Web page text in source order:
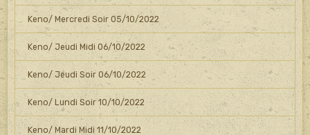
Keno/ Mercredi Soir 05/10/2022
Keno/ Jeudi Midi 06/10/2022
Keno/ Jeudi Soir 06/10/2022
Keno/ Lundi Soir 10/10/2022
Keno/ Mardi Midi 11/10/2022